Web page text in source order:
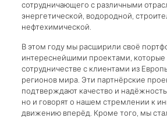
сотрудничающего с различными
энергетической, водородной,
нефтехимической.
В этом году мы расширили своё
интереснейшими проектами, которые
сотрудничестве с клиентами из
регионов мира. Эти партнёрские
подтверждают качество и
но и говорят о нашем стремлении к
движению вперёд. Кроме того, мы